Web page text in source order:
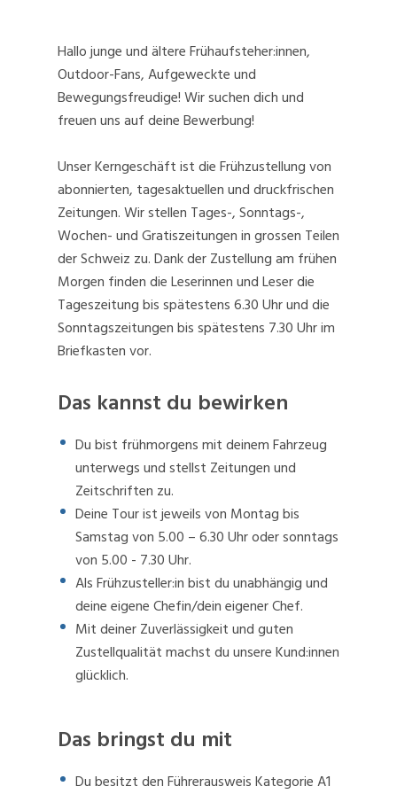
Hallo junge und ältere Frühaufsteher:innen,
Outdoor-Fans, Aufgeweckte und
Bewegungsfreudige! Wir suchen dich und
freuen uns auf deine Bewerbung!
Unser Kerngeschäft ist die Frühzustellung von
abonnierten, tagesaktuellen und druckfrischen
Zeitungen. Wir stellen Tages-, Sonntags-,
Wochen- und Gratiszeitungen in grossen Teilen
der Schweiz zu. Dank der Zustellung am frühen
Morgen finden die Leserinnen und Leser die
Tageszeitung bis spätestens 6.30 Uhr und die
Sonntagszeitungen bis spätestens 7.30 Uhr im
Briefkasten vor.
Das kannst du bewirken
Du bist frühmorgens mit deinem Fahrzeug
unterwegs und stellst Zeitungen und
Zeitschriften zu.
Deine Tour ist jeweils von Montag bis
Samstag von 5.00 – 6.30 Uhr oder sonntags
von 5.00 - 7.30 Uhr.
Als Frühzusteller:in bist du unabhängig und
deine eigene Chefin/dein eigener Chef.
Mit deiner Zuverlässigkeit und guten
Zustellqualität machst du unsere Kund:innen
glücklich.
Das bringst du mit
Du besitzt den Führerausweis Kategorie A1